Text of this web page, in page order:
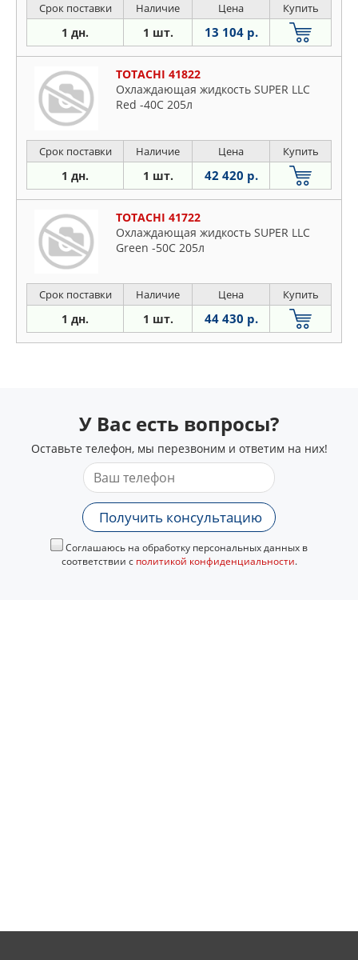
Срок поставки Наличие Цена Купить
1 дн. 1 шт. 13 104 р.
TOTACHI 41822
Охлаждающая жидкость SUPER LLC
Red -40C 205л
Срок поставки Наличие Цена Купить
1 дн. 1 шт. 42 420 р.
TOTACHI 41722
Охлаждающая жидкость SUPER LLC
Green -50C 205л
Срок поставки Наличие Цена Купить
1 дн. 1 шт. 44 430 р.
У Вас есть вопросы?
Оставьте телефон, мы перезвоним и ответим на них!
Получить консультацию
Соглашаюсь на обработку персональных данных в
соответствии с политикой конфиденциальности.